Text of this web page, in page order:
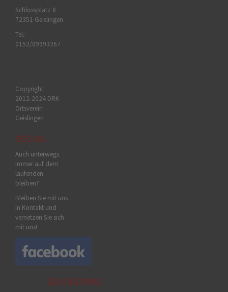
Schlossplatz 8
72351 Geislingen
Tel.:
0152/09993267
Copyright:
2012-2024 DRK
Ortsverein
Geislingen
SOCIAL
Auch unterwegs
immer auf dem
laufenden
bleiben?
Bleiben Sie mit uns
in Kontakt und
vernetzen Sie sich
mit uns!
QUICKLINKS